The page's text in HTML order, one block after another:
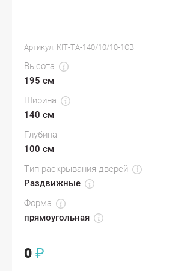
Артикул: KIT-TA-140/10/10-1CB
Высота
195 см
Ширина
140 см
Глубина
100 см
Тип раскрывания дверей
Раздвижные
Форма
прямоугольная
0 ₽